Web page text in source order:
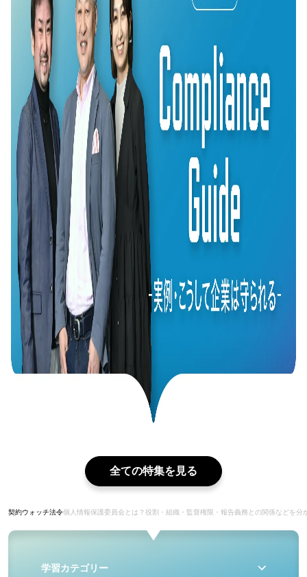
全ての特集を見る
契約ウォッチ法令個人情報保護委員会とは？役割・組織・監督権限・報告義務との関係などを分
学習カテゴリー